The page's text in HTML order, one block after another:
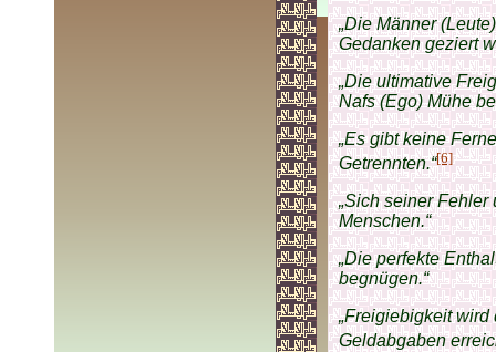
„Die Männer
Gedanken geziert
„Die ultimative
Nafs (Ego) Mühe
„Es gibt keine
Getrennten.“[6]
„Sich seiner
Menschen.“
„Die perfekte
begnügen.“
„Freigiebigkeit
Geldabgaben